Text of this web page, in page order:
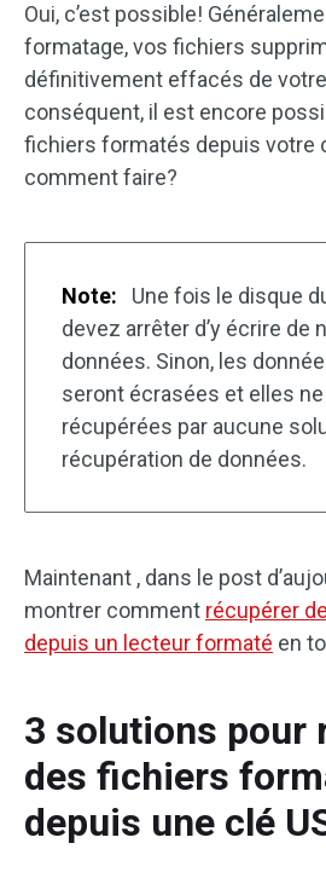
Oui, c’est possible!
formatage, vos fichiers
définitivement effacés de
conséquent, il est encore
fichiers formatés depuis votre
comment faire?
Note:
Une fois le disque
devez arrêter d’y écrire de
données. Sinon, les
seront écrasées et elles
récupérées par aucune
récupération de données.
Maintenant , dans le post
montrer comment récupérer
depuis un lecteur formaté en
3 solutions pour
des fichiers
depuis une clé